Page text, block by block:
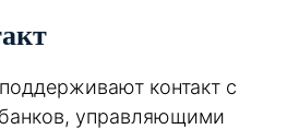
контакт с
управляющими